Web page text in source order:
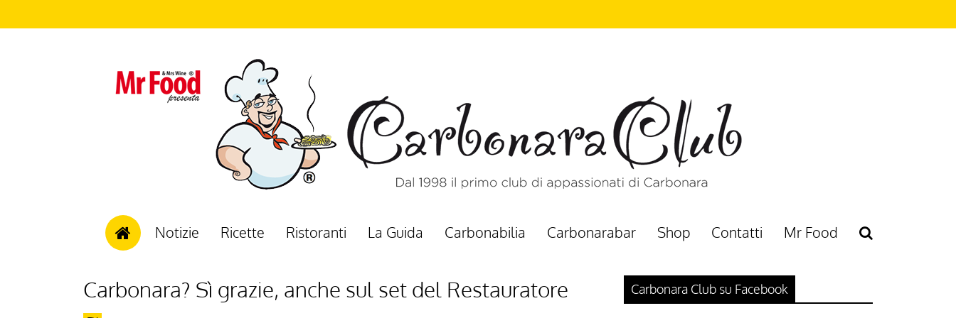
Notizie Ricette Ristoranti La Guida Carbonabilia Carbonarabar Shop Contatti Mr Food
Carbonara? Sì grazie, anche sul set del Restauratore Carbonara Club su Facebook